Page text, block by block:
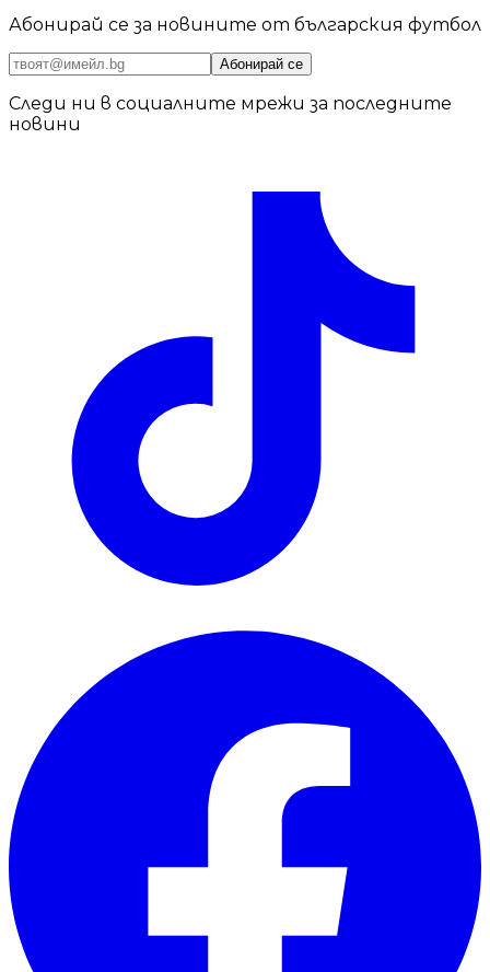
Абонирай се за новините от българския футбол
Абонирай се
Следи ни в социалните мрежи за последните
новини